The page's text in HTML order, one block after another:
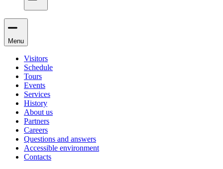
Menu
Visitors
Schedule
Tours
Events
Services
History
About us
Partners
Careers
Questions and answers
Accessible environment
Contacts